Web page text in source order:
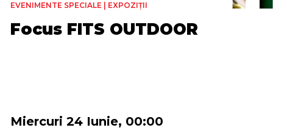
EVENIMENTE SPECIALE | EXPOZIȚII
Focus FITS OUTDOOR
Miercuri 24 Iunie, 00:00